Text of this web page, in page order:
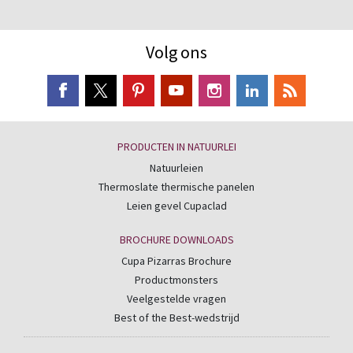
Volg ons
PRODUCTEN IN NATUURLEI
Natuurleien
Thermoslate thermische panelen
Leien gevel Cupaclad
BROCHURE DOWNLOADS
Cupa Pizarras Brochure
Productmonsters
Veelgestelde vragen
Best of the Best-wedstrijd